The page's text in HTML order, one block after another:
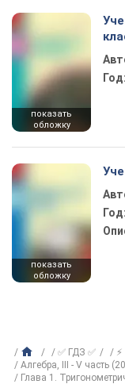
показать
обложку
Год:
показать
обложку
Год:
✅ ГДЗ ✅
Алгебра, III - V часть
Глава 1.